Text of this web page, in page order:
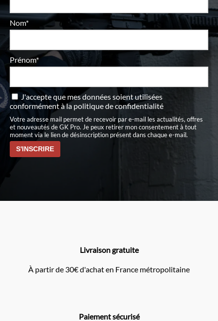
Nom*
Prénom*
J'accepte que mes données soient utilisées
conformément àla politique de confidentialité
Votre adresse mail permet de recevoir par e-mail les actualités, offres
et nouveautés de GK Pro. Je peux retirer mon consentement à tout
moment via le lien de désinscription présent dans chaque e-mail.
Livraison gratuite
À partir de 30€ d'achat en France métropolitaine
Paiement sécurisé